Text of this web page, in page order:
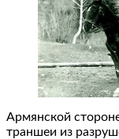
Армянской
траншеи из